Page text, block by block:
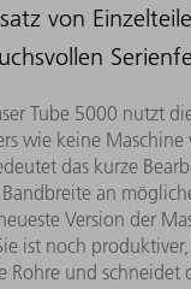
von
Tube 5000 nutzt
wie keine Maschine
das kurze
an
Version der
ist noch
Rohre und schneidet